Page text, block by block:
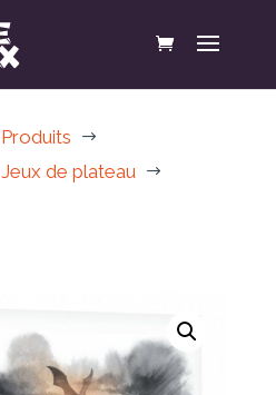
Produits $
Jeux de plateau $